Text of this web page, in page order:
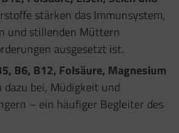
stärken das Immunsystem,
und stillenden Müttern
ausgesetzt ist.
B6, B12, Folsäure, Magnesium
dazu bei, Müdigkeit und
– ein häufiger Begleiter des